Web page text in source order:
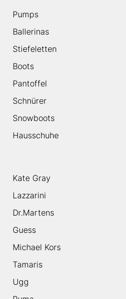
Pumps
Ballerinas
Stiefeletten
Boots
Pantoffel
Schnürer
Snowboots
Hausschuhe
Kate Gray
Lazzarini
Dr.Martens
Guess
Michael Kors
Tamaris
Ugg